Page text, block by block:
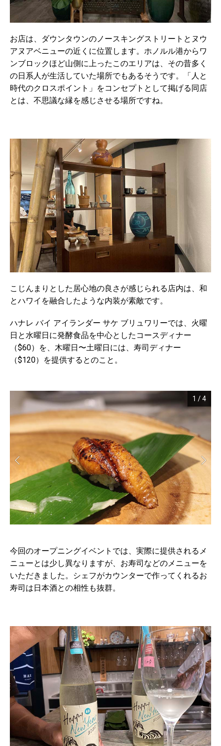
お店は、ダウンタウンのノースキングストリートとヌウ
アヌアベニューの近くに位置します。ホノルル港からワ
ンブロックほど山側に上ったこのエリアは、その昔多く
の日系人が生活していた場所でもあるそうです。「人と
時代のクロスポイント」をコンセプトとして掲げる同店
とは、不思議な縁を感じさせる場所ですね。
こじんまりとした居心地の良さが感じられる店内は、和
とハワイを融合したような内装が素敵です。
ハナレ バイ アイランダー サケ ブリュワリーでは、火曜
日と水曜日に発酵食品を中心としたコースディナー
（$60）を、木曜日〜土曜日には、寿司ディナー
（$120）を提供するとのこと。
1 /4
今回のオープニングイベントでは、実際に提供されるメ
ニューとは少し異なりますが、お寿司などのメニューを
いただきました。シェフがカウンターで作ってくれるお
寿司は日本酒との相性も抜群。